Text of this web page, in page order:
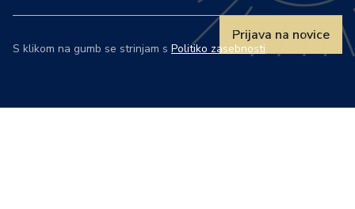
Prijava na novice
S klikom na gumb se strinjam s Politiko zasebnosti.